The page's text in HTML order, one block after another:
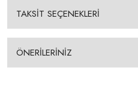
TAKSİT SEÇENEKLERİ
ÖNERİLERİNİZ